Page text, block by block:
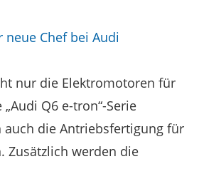
Chef bei Audi
nur die Elektromotoren für
Q6 e-tron“-Serie
auch die Antriebsfertigung für
Zusätzlich werden die